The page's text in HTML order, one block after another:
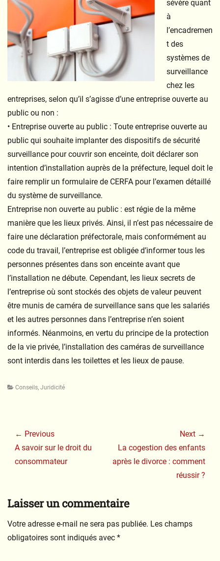
sévère quant
à
l’encadremen
t des
systèmes de
surveillance
chez les
entreprises, selon qu’il s’agisse d’une entreprise ouverte au
public ou non :
• Entreprise ouverte au public : Toute entreprise ouverte au
public qui souhaite implanter des dispositifs de sécurité
surveillance pour couvrir son enceinte, doit déclarer son
intention d’installation auprès de la préfecture, lequel doit le
faire remplir un formulaire de CERFA pour l’examen détaillé
du système de surveillance.
Entreprise non ouverte au public : est régie de la même
manière que les lieux privés. Ainsi, il n’est pas nécessaire de
faire une déclaration préfectorale, mais conformément au
code du travail, l’entreprise est obligée d’informer tous les
personnes présentes dans son enceinte avant que
l’installation ne débute. Cependant, les lieux secrets de
l’entreprise où sont stockés des objets de valeur peuvent
être munis de caméra de surveillance sans que les salariés
et les autres personnes dans l’entreprise n’en soient
informés. Néanmoins, en vertu du principe de la protection
de la vie privée, l’installation des caméras de surveillance
sont interdis dans les toilettes et les lieux de pause.
Categories
Conseils, Juridicité
de
l’article
← Previous
Previous
post:
A savoir sur le droit du
consommateur
Next →
Next
post:
La cogestion des enfants
après le divorce : comment
réussir ?
Laisser un commentaire
Votre adresse e-mail ne sera pas publiée. Les champs
obligatoires sont indiqués avec *